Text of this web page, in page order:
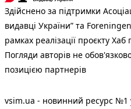
Здійснено за підтримки
видавці України” та
рамках реалізації проєкту
Погляди авторів не
позицією партнерів
vsim.ua - новинний ресурс №1